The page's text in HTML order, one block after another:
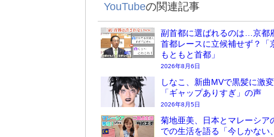
YouTubeの関連記事
副首都に選ばれるのは…京都
首都レースに立候補せず？「
もともと首都」
2026年8月6日
しなこ、新曲MVで黒髪に激
「ギャップありすぎ」の声
2026年8月5日
菊地亜美、日本とマレーシア
での生活を語る「今しかない